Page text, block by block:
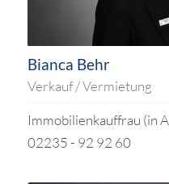
Bianca Behr
Verkauf / Vermietung
Immobilienkauffrau (in
02235 - 92 92 60